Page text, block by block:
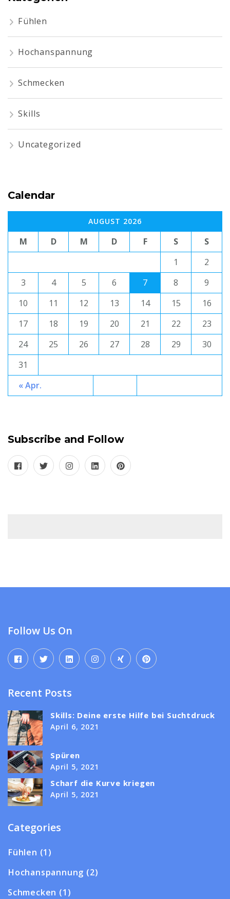
Fühlen
Hochanspannung
Schmecken
Skills
Uncategorized
Calendar
AUGUST 2026
M D M D F S
S
1
2
3
4 5 6 7 8
9
10
11 12 13 14 15
16
17
18 19 20 21 22
23
24
25 26 27 28 29
30
31
« Apr.
Subscribe and Follow
Follow Us On
Recent Posts
Skills: Deine erste Hilfe bei Suchtdruck
April 6, 2021
Spüren
April 5, 2021
Scharf die Kurve kriegen
April 5, 2021
Categories
Fühlen (1)
Hochanspannung (2)
Schmecken (1)